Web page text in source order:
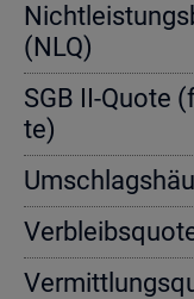
(NLQ)
SGB II-Quote
te)